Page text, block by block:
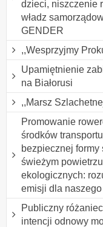
dzieci, niszczenie
władz
GENDER
,,Wesprzyjmy
Upamiętnienie
na Białorusi
,,Marsz
Promowanie
środków
bezpiecznej
świeżym
ekologicznych:
emisji dla
Publiczny
intencji odnowy